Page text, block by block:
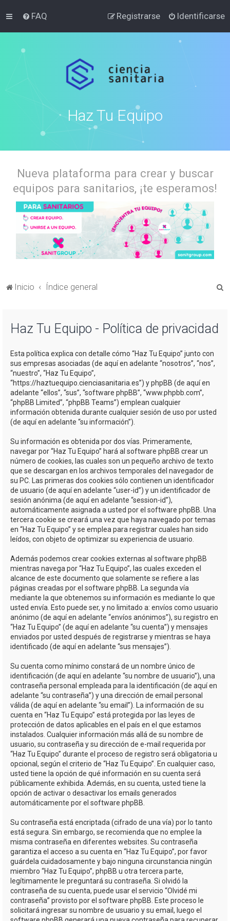
FAQ Identificarse
Registrarse
Haz Tu Equipo
Nueva plataforma para crear y buscar
equipos para sanitarios, ¡te esperamos!
Inicio Índice general
Haz Tu Equipo - Política de privacidad
Esta política explica con detalle cómo “Haz Tu Equipo” junto con
sus empresas asociadas (de aquí en adelante “nosotros”, “nos”,
“nuestro”, “Haz Tu Equipo”,
“https://haztuequipo.cienciasanitaria.es”) y phpBB (de aquí en
adelante “ellos”, “sus”, “software phpBB”, “www.phpbb.com”,
“phpBB Limited”, “phpBB Teams”) emplean cualquier
información obtenida durante cualquier sesión de uso por usted
(de aquí en adelante “su información”).
Su información es obtenida por dos vías. Primeramente,
navegar por “Haz Tu Equipo” hará al software phpBB crear un
número de cookies, las cuales son un pequeño archivo de texto
que se descargan en los archivos temporales del navegador de
su PC. Las primeras dos cookies sólo contienen un identificador
de usuario (de aquí en adelante “user-id”) y un identificador de
sesión anónima (de aquí en adelante “session-id”),
automáticamente asignada a usted por el software phpBB. Una
tercera cookie se creará una vez que haya navegado por temas
en “Haz Tu Equipo” y se emplea para registrar cuales han sido
leídos, con objeto de optimizar su experiencia de usuario.
Además podemos crear cookies externas al software phpBB
mientras navega por “Haz Tu Equipo”, las cuales exceden el
alcance de este documento que solamente se refiere a las
páginas creadas por el software phpBB. La segunda vía
mediante la que obtenemos su información es mediante lo que
usted envía. Esto puede ser, y no limitado a: envíos como usuario
anónimo (de aquí en adelante “envíos anónimos”), su registro en
“Haz Tu Equipo” (de aquí en adelante “su cuenta”) y mensajes
enviados por usted después de registrarse y mientras se haya
identificado (de aquí en adelante “sus mensajes”).
Su cuenta como mínimo constará de un nombre único de
identificación (de aquí en adelante “su nombre de usuario”), una
contraseña personal empleada para la identificación (de aquí en
adelante “su contraseña”) y una dirección de email personal
válida (de aquí en adelante “su email”). La información de su
cuenta en “Haz Tu Equipo” está protegida por las leyes de
protección de datos aplicables en el país en el que estamos
instalados. Cualquier información más allá de su nombre de
usuario, su contraseña y su dirección de e-mail requerida por
“Haz Tu Equipo” durante el proceso de registro será obligatoria u
opcional, según el criterio de “Haz Tu Equipo”. En cualquier caso,
usted tiene la opción de qué información en su cuenta será
públicamente exhibida. Además, en su cuenta, usted tiene la
opción de activar o desactivar los emails generados
automáticamente por el software phpBB.
Su contraseña está encriptada (cifrado de una vía) por lo tanto
está segura. Sin embargo, se recomienda que no emplee la
misma contraseña en diferentes websites. Su contraseña
garantiza el acceso a su cuenta en “Haz Tu Equipo”, por favor
guárdela cuidadosamente y bajo ninguna circunstancia ningún
miembro “Haz Tu Equipo”, phpBB u otra tercera parte,
legítimamente le preguntará su contraseña. Si olvidó la
contraseña de su cuenta, puede usar el servicio “Olvidé mi
contraseña” provisto por el software phpBB. Este proceso le
solicitará ingresar su nombre de usuario y su email, luego el